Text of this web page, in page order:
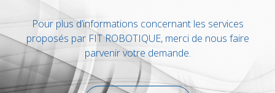
Pour plus d’informations concernant les services
proposés par FIT ROBOTIQUE, merci de nous faire
parvenir votre demande.